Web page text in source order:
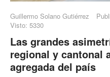
Guillermo Solano Gutiérrez
Visto: 5330
Las grandes
regional y cantonal
agregada del país